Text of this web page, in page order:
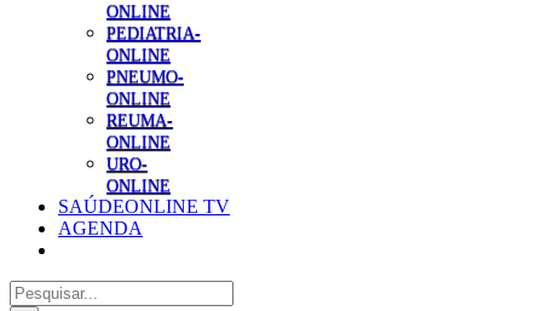
ONLINE
PEDIATRIA-
ONLINE
PNEUMO-
ONLINE
REUMA-
ONLINE
URO-
ONLINE
SAÚDEONLINE TV
AGENDA
Pesquisar